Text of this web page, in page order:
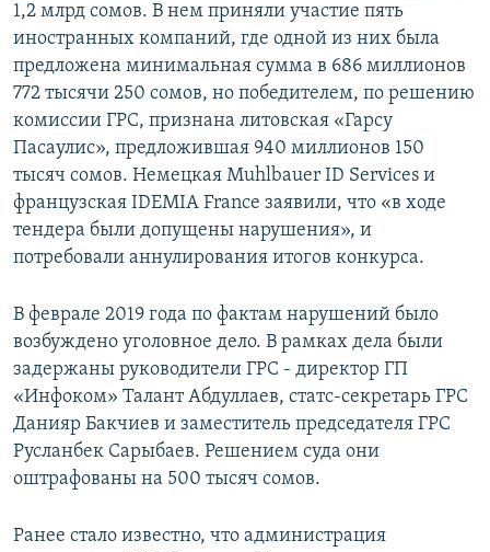
1,2 млрд сомов. В нем приняли участие пять
иностранных компаний, где одной из них была
предложена минимальная сумма в 686 миллионов
772 тысячи 250 сомов, но победителем, по решению
комиссии ГРС, признана литовская «Гарсу
Пасаулис», предложившая 940 миллионов 150
тысяч сомов. Немецкая Muhlbauer ID Services и
французская IDEMIA France заявили, что «в ходе
тендера были допущены нарушения», и
потребовали аннулирования итогов конкурса.
В феврале 2019 года по фактам нарушений было
возбуждено уголовное дело. В рамках дела были
задержаны руководители ГРС - директор ГП
«Инфоком» Талант Абдуллаев, статс-секретарь ГРС
Данияр Бакчиев и заместитель председателя ГРС
Русланбек Сарыбаев. Решением суда они
оштрафованы на 500 тысяч сомов.
Ранее стало известно, что администрация